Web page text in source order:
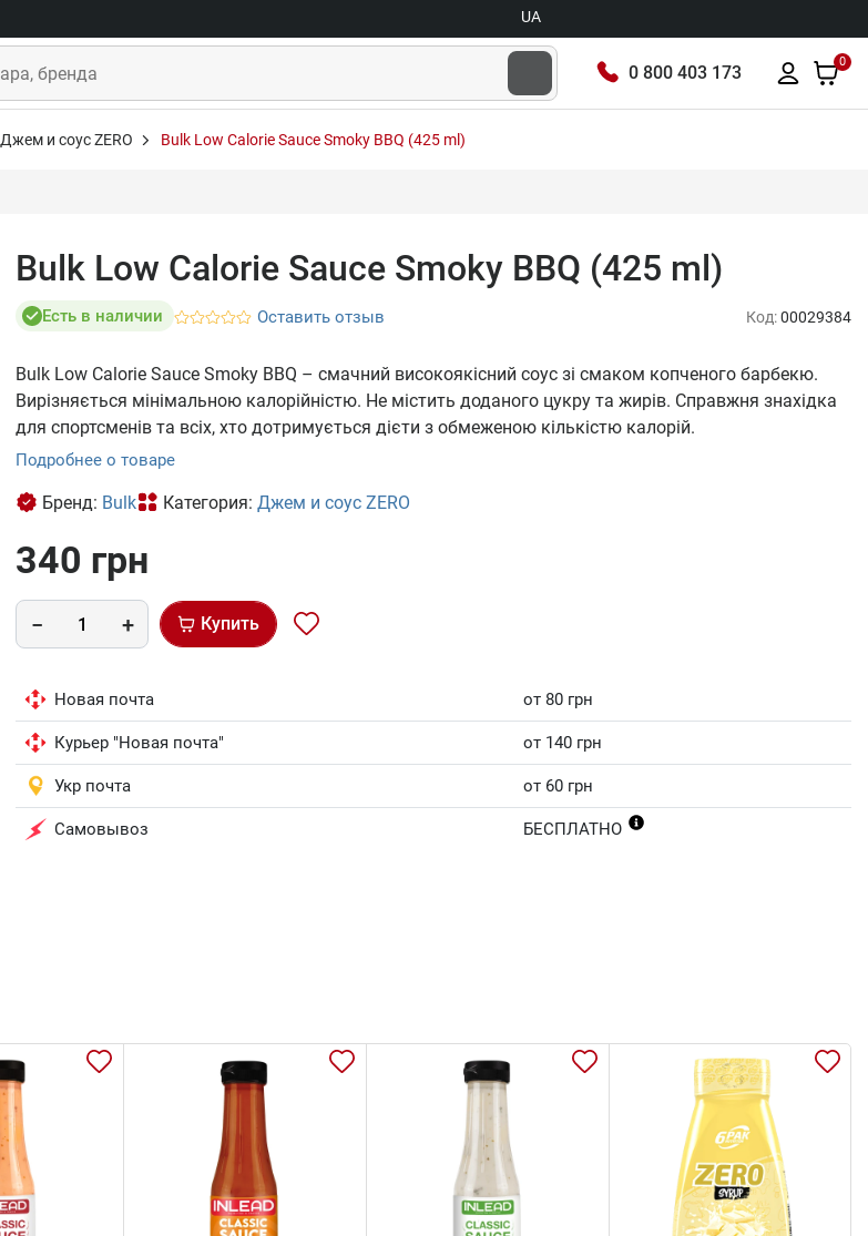
UA
0 800 403 173
0
Джем и соус ZERO Bulk Low Calorie Sauce Smoky BBQ (425 ml)
Bulk Low Calorie Sauce Smoky BBQ (425 ml)
Есть в наличии Оставить отзыв Код:00029384
Bulk Low Calorie Sauce Smoky BBQ – смачний високоякісний соус зі смаком копченого барбекю.
Вирізняється мінімальною калорійністю. Не містить доданого цукру та жирів. Справжня знахідка
для спортсменів та всіх, хто дотримується дієти з обмеженою кількістю калорій.
Подробнее о товаре
Бренд: Bulk Категория: Джем и соус ZERO
340 грн
Купить
Новая почта от 80 грн
Курьер "Новая почта" от 140 грн
Укр почта от 60 грн
Самовывоз БЕСПЛАТНО